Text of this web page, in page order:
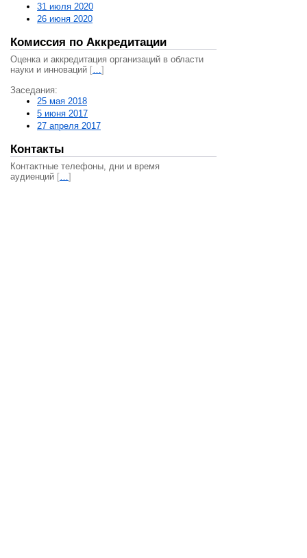
31 июля 2020
26 июня 2020
Комиссия по Аккредитации
Оценка и аккредитация организаций в области
науки и инноваций […]
Заседания:
25 мая 2018
5 июня 2017
27 апреля 2017
Контакты
Контактные телефоны, дни и время
аудиенций […]